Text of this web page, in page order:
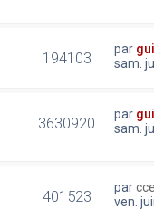
194103 par
sam.
3630920 par
sam.
401523 par
ven.